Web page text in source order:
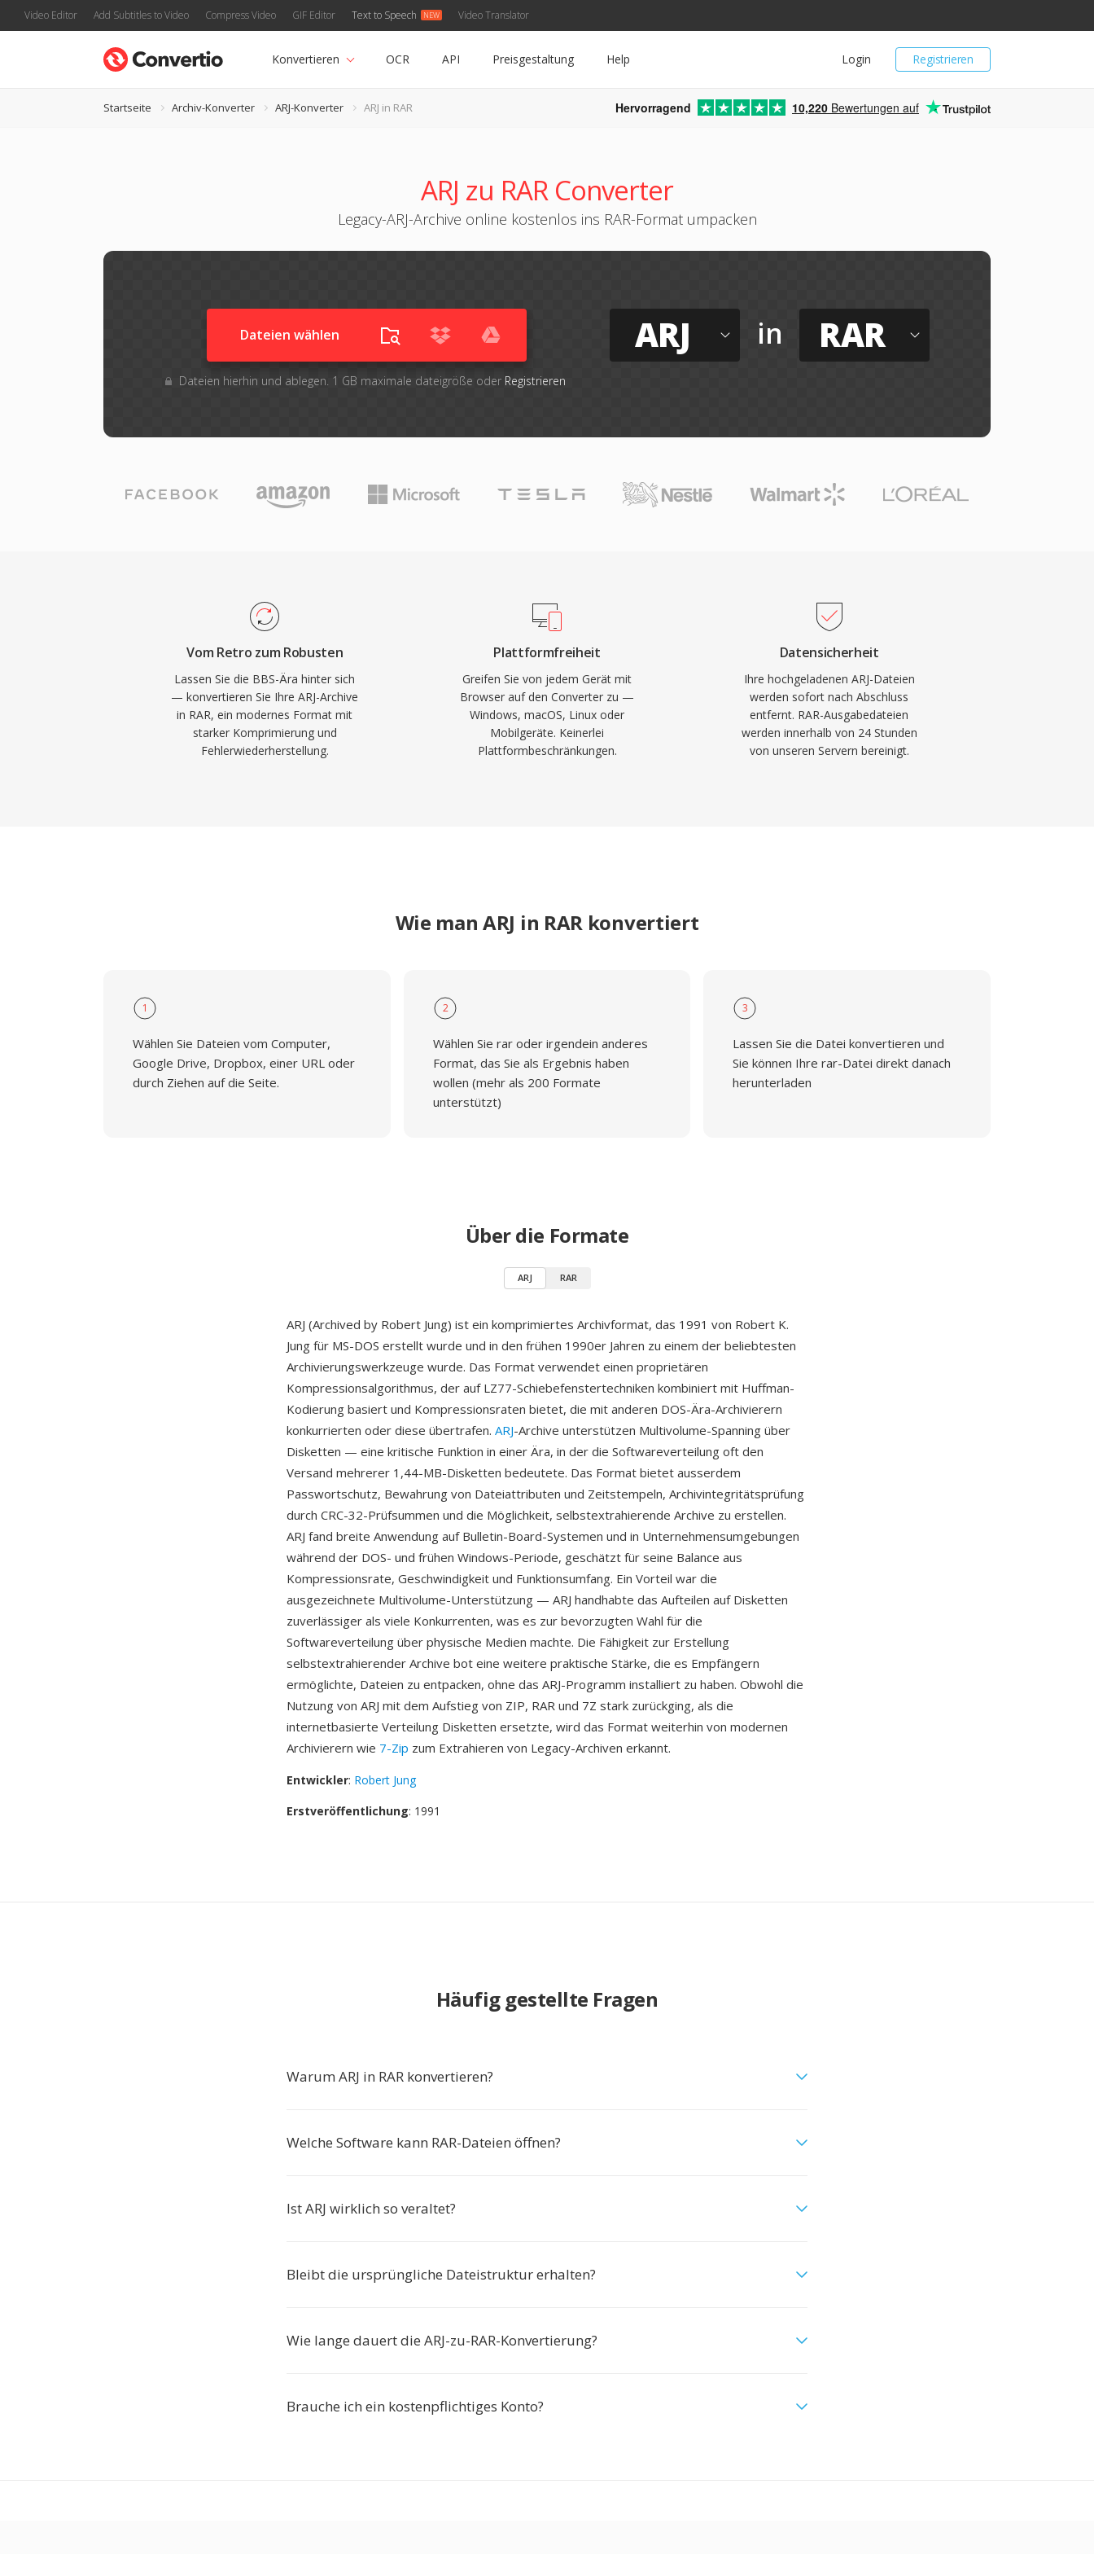
Video Editor Add Subtitles to Video Compress Video GIF Editor Text to Speech Video Translator
Registrieren
Login
Konvertieren OCR API Preisgestaltung Help
Startseite Archiv-Konverter ARJ-Konverter ARJ in RAR Hervorragend 10,220 Bewertungen auf
ARJ zu RAR Converter
Legacy-ARJ-Archive online kostenlos ins RAR-Format umpacken
Dateien wählen
Dateien hierhin und ablegen. 1 GB maximale dateigröße oder Registrieren
ARJ in RAR
Vom Retro zum Robusten
Lassen Sie die BBS-Ära hinter sich
— konvertieren Sie Ihre ARJ-Archive
in RAR, ein modernes Format mit
starker Komprimierung und
Fehlerwiederherstellung.
Plattformfreiheit
Greifen Sie von jedem Gerät mit
Browser auf den Converter zu —
Windows, macOS, Linux oder
Mobilgeräte. Keinerlei
Plattformbeschränkungen.
Datensicherheit
Ihre hochgeladenen ARJ-Dateien
werden sofort nach Abschluss
entfernt. RAR-Ausgabedateien
werden innerhalb von 24 Stunden
von unseren Servern bereinigt.
Wie man ARJ in RAR konvertiert
1
Wählen Sie Dateien vom Computer,
Google Drive, Dropbox, einer URL oder
durch Ziehen auf die Seite.
2
Wählen Sie rar oder irgendein anderes
Format, das Sie als Ergebnis haben
wollen (mehr als 200 Formate
unterstützt)
3
Lassen Sie die Datei konvertieren und
Sie können Ihre rar-Datei direkt danach
herunterladen
Über die Formate
ARJ RAR
ARJ (Archived by Robert Jung) ist ein komprimiertes Archivformat, das 1991 von Robert K.
Jung für MS-DOS erstellt wurde und in den frühen 1990er Jahren zu einem der beliebtesten
Archivierungswerkzeuge wurde. Das Format verwendet einen proprietären
Kompressionsalgorithmus, der auf LZ77-Schiebefenstertechniken kombiniert mit Huffman-
Kodierung basiert und Kompressionsraten bietet, die mit anderen DOS-Ära-Archivierern
konkurrierten oder diese übertrafen. ARJ-Archive unterstützen Multivolume-Spanning über
Disketten — eine kritische Funktion in einer Ära, in der die Softwareverteilung oft den
Versand mehrerer 1,44-MB-Disketten bedeutete. Das Format bietet ausserdem
Passwortschutz, Bewahrung von Dateiattributen und Zeitstempeln, Archivintegritätsprüfung
durch CRC-32-Prüfsummen und die Möglichkeit, selbstextrahierende Archive zu erstellen.
ARJ fand breite Anwendung auf Bulletin-Board-Systemen und in Unternehmensumgebungen
während der DOS- und frühen Windows-Periode, geschätzt für seine Balance aus
Kompressionsrate, Geschwindigkeit und Funktionsumfang. Ein Vorteil war die
ausgezeichnete Multivolume-Unterstützung — ARJ handhabte das Aufteilen auf Disketten
zuverlässiger als viele Konkurrenten, was es zur bevorzugten Wahl für die
Softwareverteilung über physische Medien machte. Die Fähigkeit zur Erstellung
selbstextrahierender Archive bot eine weitere praktische Stärke, die es Empfängern
ermöglichte, Dateien zu entpacken, ohne das ARJ-Programm installiert zu haben. Obwohl die
Nutzung von ARJ mit dem Aufstieg von ZIP, RAR und 7Z stark zurückging, als die
internetbasierte Verteilung Disketten ersetzte, wird das Format weiterhin von modernen
Archivierern wie 7-Zip zum Extrahieren von Legacy-Archiven erkannt.
Entwickler: Robert Jung
Erstveröffentlichung: 1991
Häufig gestellte Fragen
Warum ARJ in RAR konvertieren?
Welche Software kann RAR-Dateien öffnen?
Ist ARJ wirklich so veraltet?
Bleibt die ursprüngliche Dateistruktur erhalten?
Wie lange dauert die ARJ-zu-RAR-Konvertierung?
Brauche ich ein kostenpflichtiges Konto?